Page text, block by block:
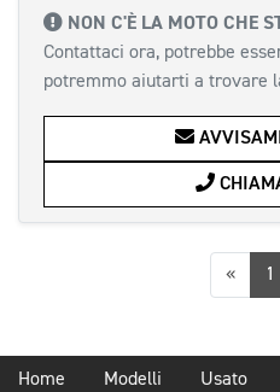
NON C'È LA MOTO CHE
Contattaci ora, potrebbe
potremmo aiutarti a trovare
« 1
Home Modelli Usato